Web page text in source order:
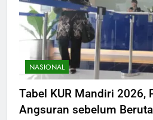
NASIONAL
Tabel KUR Mandiri 2026,
Angsuran sebelum